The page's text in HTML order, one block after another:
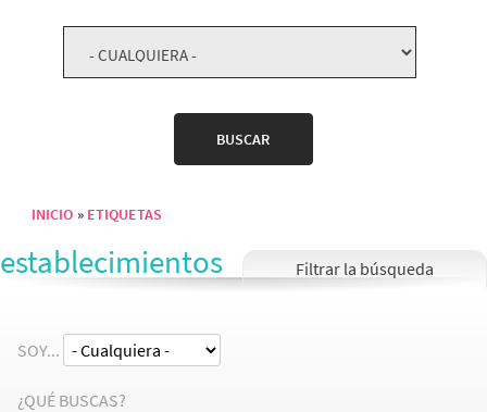
Sobrescribir enlaces de ayuda a la navegación
INICIO ETIQUETAS
establecimientos
SOY...
¿QUÉ BUSCAS?